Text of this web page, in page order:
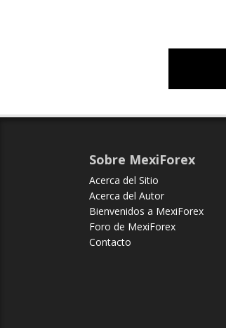
Sobre MexiForex
Acerca del Sitio
Acerca del Autor
Bienvenidos a MexiForex
Foro de MexiForex
Contacto